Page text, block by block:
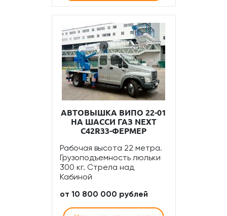
АВТОВЫШКА ВИПО 22-01
НА ШАССИ ГАЗ NEXT
С42R33-ФЕРМЕР
Рабочая высота 22 метра.
Грузоподъемность люльки
300 кг. Стрела над
Кабиной
от 10 800 000 рублей